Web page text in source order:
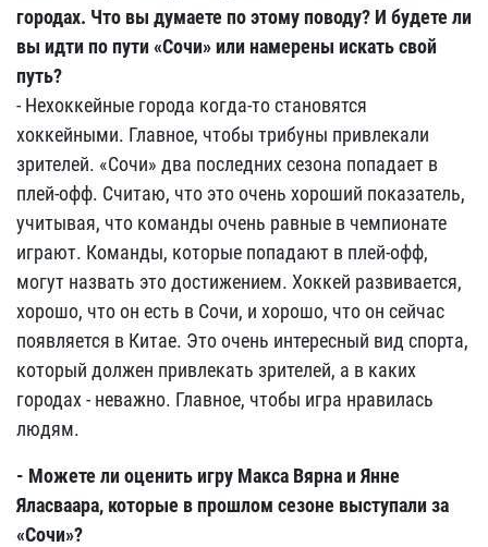
городах. Что вы думаете по этому поводу? И будете ли
вы идти по пути «Сочи» или намерены искать свой
путь?
- Нехоккейные города когда-то становятся
хоккейными. Главное, чтобы трибуны привлекали
зрителей. «Сочи» два последних сезона попадает в
плей-офф. Считаю, что это очень хороший показатель,
учитывая, что команды очень равные в чемпионате
играют. Команды, которые попадают в плей-офф,
могут назвать это достижением. Хоккей развивается,
хорошо, что он есть в Сочи, и хорошо, что он сейчас
появляется в Китае. Это очень интересный вид спорта,
который должен привлекать зрителей, а в каких
городах - неважно. Главное, чтобы игра нравилась
людям.
- Можете ли оценить игру Макса Вярна и Янне
Яласваара, которые в прошлом сезоне выступали за
«Сочи»?